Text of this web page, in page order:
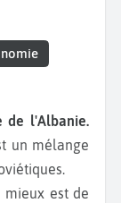
de l'Albanie.
un mélange
mieux est de